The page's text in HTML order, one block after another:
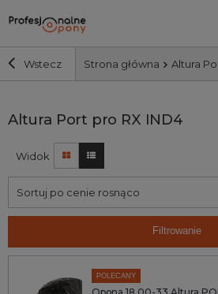
Wstecz Strona główna Altura
Szerokość i profil
Średnica
Producent
Nośność
Altura Port pro RX IND4
Widok
Sortuj po cenie rosnąco
Filtrowanie
POLECANY